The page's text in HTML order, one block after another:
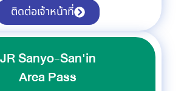
ติดต่อเจ้าหน้าที่
JR Sanyo-San'in
Area Pass